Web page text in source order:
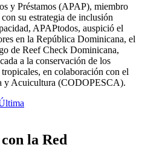
y Préstamos (APAP), miembro
su estrategia de inclusión
APAPtodos, auspició el
en la República Dominicana, el
de Reef Check Dominicana,
a la conservación de los
en colaboración con el
y Acuicultura (CODOPESCA).
la Red